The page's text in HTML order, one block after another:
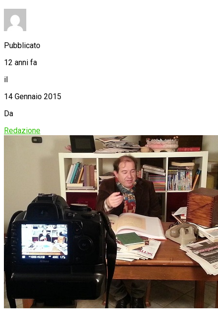
Pubblicato
12 anni fa
il
14 Gennaio 2015
Da
Redazione